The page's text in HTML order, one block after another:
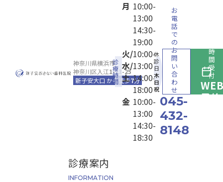
神奈川県横浜市
神奈川区入江1-13-25
新子安大口 から徒歩7分
診療時間
月 10:00-
13:00
14:30-
19:00
火/
水/
土
10:00-
13:00
14:00-
18:00
金 10:00-
13:00
14:30-
18:30
休
診
日
木
日
祝
お
電
話
で
の
お
問
い
合
わ
せ
045-
432-
8148
時
間
受
付
予約
診療案内
INFORMATION